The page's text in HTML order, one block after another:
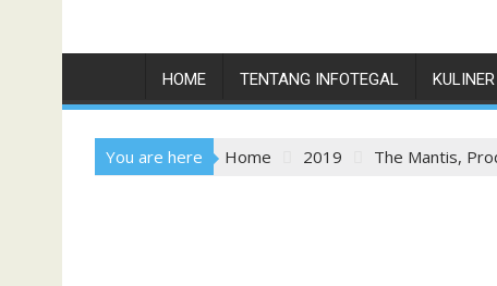
HOME TENTANG INFOTEGAL
You are here Home 2019 The Mantis,